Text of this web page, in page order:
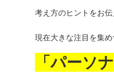
考え方のヒントをお伝
現在大きな注目を集
「パーソ